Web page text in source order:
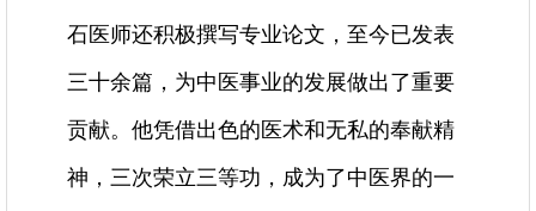
石医师还积极撰写专业论文，至今已发表
三十余篇，为中医事业的发展做出了重要
贡献。他凭借出色的医术和无私的奉献精
神，三次荣立三等功，成为了中医界的一